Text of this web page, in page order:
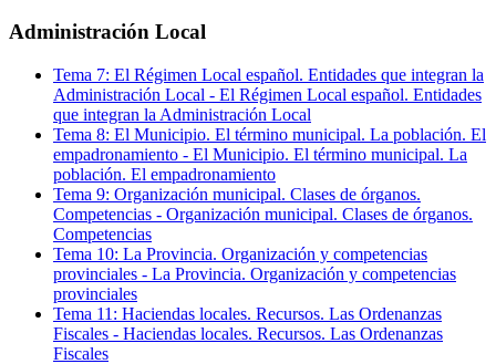
Administración Local
Tema 7: El Régimen Local español. Entidades que integran la
Administración Local - El Régimen Local español. Entidades
que integran la Administración Local
Tema 8: El Municipio. El término municipal. La población. El
empadronamiento - El Municipio. El término municipal. La
población. El empadronamiento
Tema 9: Organización municipal. Clases de órganos.
Competencias - Organización municipal. Clases de órganos.
Competencias
Tema 10: La Provincia. Organización y competencias
provinciales - La Provincia. Organización y competencias
provinciales
Tema 11 : Haciendas locales. Recursos. Las Ordenanzas
Fiscales - Haciendas locales. Recursos. Las Ordenanzas
Fiscales